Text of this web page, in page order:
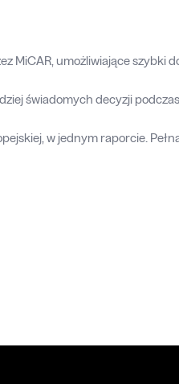
MiCAR, umożliwiające szybki
świadomych decyzji podczas
w jednym raporcie.